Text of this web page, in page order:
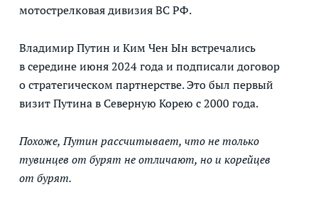
мотострелковая дивизия ВС РФ.
Владимир Путин и Ким Чен Ын встречались
в середине июня 2024 года и подписали договор
о стратегическом партнерстве. Это был первый
визит Путина в Северную Корею с 2000 года.
Похоже, Путин рассчитывает, что не только
тувинцев от бурят не отличают, но и корейцев
от бурят.